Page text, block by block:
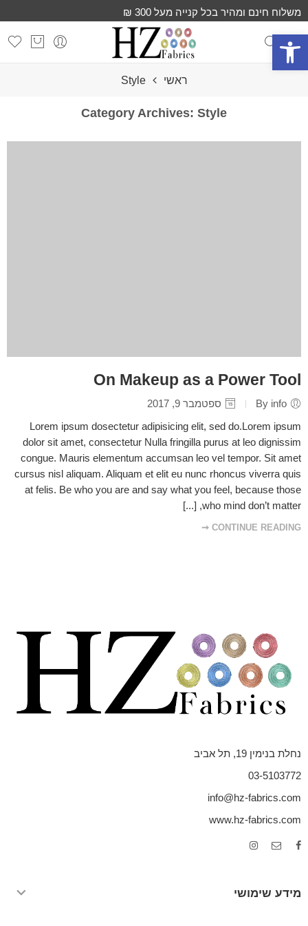
פתח סרגל נגישות
משלוח חינם ומהיר בכל קנייה מעל 300 ₪
ראשי Style
Category Archives: Style
On Makeup as a Power Tool
ספטמבר 9, 2017
Lorem ipsum dosectetur adipisicing elit, sed do.Lorem ipsum
dolor sit amet, consectetur Nulla fringilla purus at leo dignissim
congue. Mauris elementum accumsan leo vel tempor. Sit amet
cursus nisl aliquam. Aliquam et elit eu nunc rhoncus viverra quis
at felis. Be who you are and say what you feel, because those
who mind don’t matter, [...]
CONTINUE READING ➞
נחלת בנימין 19, תל אביב
03-5103772
info@hz-fabrics.com
www.hz-fabrics.com
מידע שימושי